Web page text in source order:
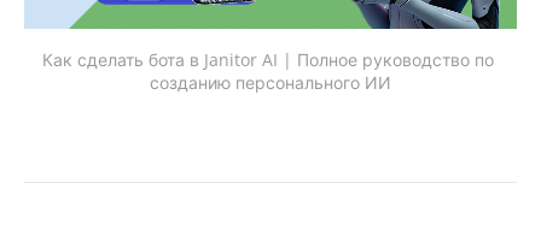
Как сделать бота в Janitor AI | Полное руководство по
созданию персонального ИИ